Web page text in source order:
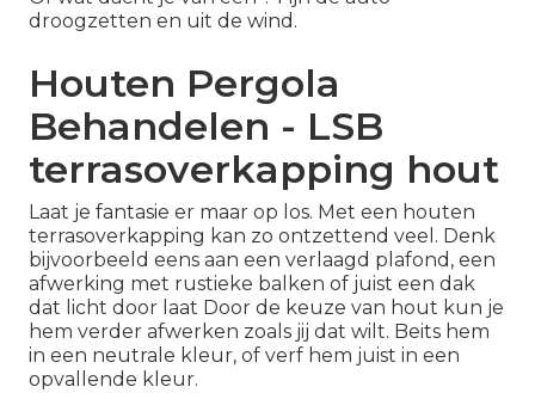
droogzetten en uit de wind.
Houten Pergola
Behandelen - LSB
terrasoverkapping hout
Laat je fantasie er maar op los. Met een houten
terrasoverkapping kan zo ontzettend veel. Denk
bijvoorbeeld eens aan een verlaagd plafond, een
afwerking met rustieke balken of juist een dak
dat licht door laat Door de keuze van hout kun je
hem verder afwerken zoals jij dat wilt. Beits hem
in een neutrale kleur, of verf hem juist in een
opvallende kleur.